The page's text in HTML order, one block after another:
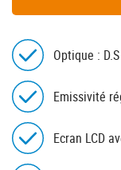
Optique :
Emissivité
Ecran LCD